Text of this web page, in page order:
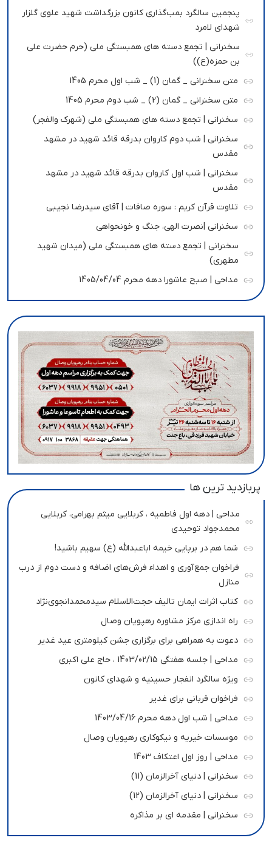
پنجمین سالگرد بمب‌گذاری کانون بزرگداشت شهید علوی گلزار
شهدای لامرد
سخنرانی | تجمع دسته های همبستگی ملی (حرم حضرت علی
بن حمزه(ع))
متن سخنرانی _ گمان (1) _ شب اول محرم 1405
متن سخنرانی _ گمان (2) _ شب دوم محرم 1405
سخنرانی | تجمع دسته های همبستگی ملی (شهرک والفجر)
سخنرانی | شب دوم کاروان بدرقه قائد شهید در مشهد
مقدس
سخنرانی | شب اول کاروان بدرقه قائد شهید در مشهد
مقدس
تلاوت قرآن کریم : سوره صافات | آقای سیدرضا نجیبی
سخنرانی |نصرت الهی، جنگ و خونحواهی
سخنرانی | تجمع دسته های همبستگی ملی (میدان شهید
مطهری)
مداحی | صبح عاشورا دهه محرم 1405/04/04
پربازدید ترین ها
مداحی | دهه اول فاطمیه ، کربلایی میثم بهرامی، کربلایی
محمدجواد توحیدی
شما هم در برپایی خیمه اباعبدالله (ع) سهیم باشید!
فراخوان جمع‌آوری و اهداء فرش‌های اضافه و دست دوم از درب
منازل
کتاب اثرات ایمان تالیف حجت‌الاسلام سیدمحمدانجوی‌نژاد
راه اندازی مرکز مشاوره رهپویان وصال
دعوت به همراهی برای برگزاری جشن کیلومتری عید غدیر
مداحی | جلسه هفتگی 1403/02/15 ، حاج علی اکبری
ویژه سالگرد انفجار حسینیه و شهدای کانون
فراخوان قربانی برای غدیر
مداحی | شب اول دهه محرم 1403/04/16
موسسات خیریه و نیکوکاری رهپویان وصال
مداحی | روز اول اعتکاف 1403
سخنرانی | دنیای آخرالزمان (11)
سخنرانی | دنیای آخرالزمان (12)
سخنرانی | مقدمه ای بر مذاکره